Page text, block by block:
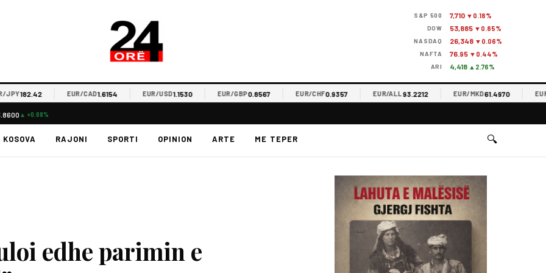
S&P 500 7,710 ▼0.18%
DOW 53,885 ▼0.85%
NASDAQ 26,348 ▼0.06%
NAFTA 76.95 ▼0.44%
ARI 4,418 ▲2.76%
182.42 EUR/CAD1.6154 EUR/USD1.1530 EUR/GBP0.8567 EUR/CHF0.9357 EUR/ALL93.2212 EUR/MKD61.4970 EUR/
▲ +0.68%
KOSOVA RAJONI SPORTI OPINION ARTE ME TEPER 🔍
edhe parimin e